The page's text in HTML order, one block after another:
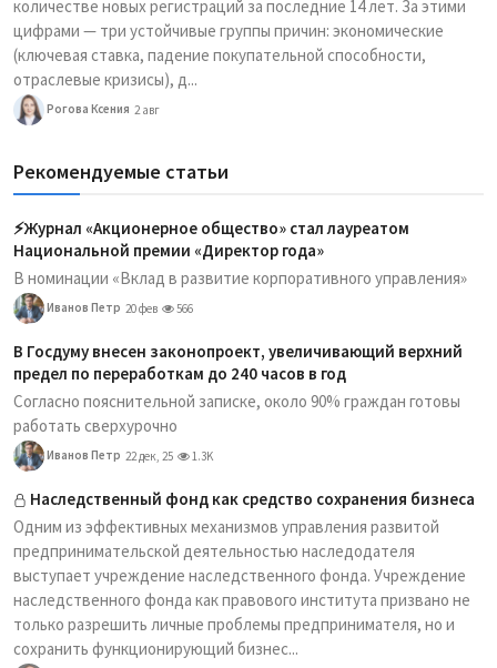
количестве новых регистраций за последние 14 лет. За этими
цифрами — три устойчивые группы причин: экономические
(ключевая ставка, падение покупательной способности,
отраслевые кризисы), д...
Рогова Ксения 2 авг
Рекомендуемые статьи
⚡️Журнал «Акционерное общество» стал лауреатом
Национальной премии «Директор года»
В номинации «Вклад в развитие корпоративного управления»
Иванов Петр 20 фев 566
В Госдуму внесен законопроект, увеличивающий верхний
предел по переработкам до 240 часов в год
Согласно пояснительной записке, около 90% граждан готовы
работать сверхурочно
Иванов Петр 22 дек, 25 1.3K
Наследственный фонд как средство сохранения бизнеса
Одним из эффективных механизмов управления развитой
предпринимательской деятельностью наследодателя
выступает учреждение наследственного фонда. Учреждение
наследственного фонда как правового института призвано не
только разрешить личные проблемы предпринимателя, но и
сохранить функционирующий бизнес...